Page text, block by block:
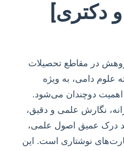
دکتری]
در مقاطع تحصیلات
علوم دامی، به ویژه
اهمیت دوچندان می‌شود.
نگارش علمی و دقیق،
درک عمیق اصول علمی،
نوشتاری است. این